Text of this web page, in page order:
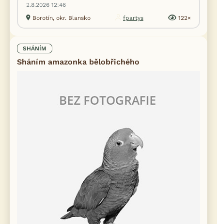
2.8.2026 12:46
Borotín, okr. Blansko
fpartys 122×
SHÁNÍM
Sháním amazonka bělobřichého